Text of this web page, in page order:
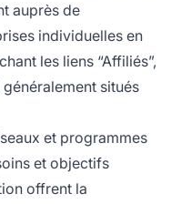
auprès de
individuelles en
les liens “Affiliés”,
généralement situés
et programmes
et objectifs
offrent la